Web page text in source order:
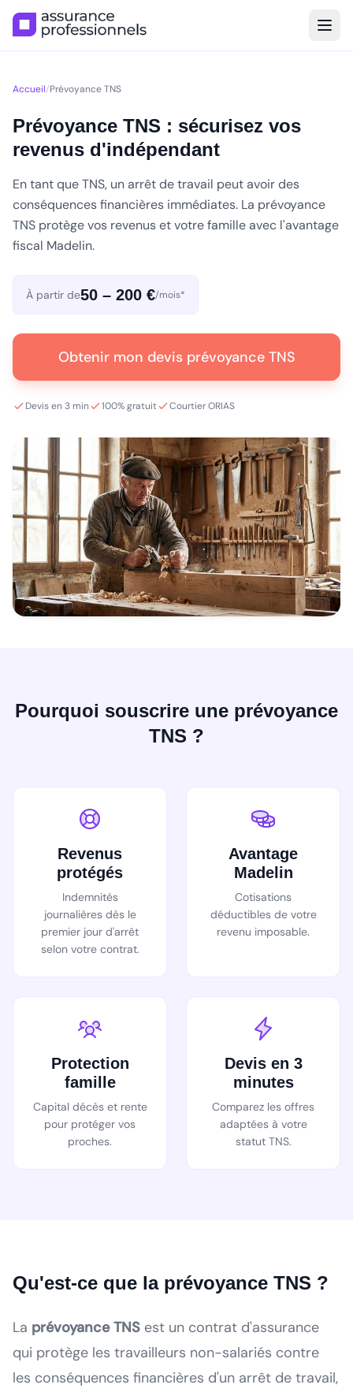
Accueil/Prévoyance TNS
Prévoyance TNS : sécurisez vos
revenus d'indépendant
En tant que TNS, un arrêt de travail peut avoir des
conséquences financières immédiates. La prévoyance
TNS protège vos revenus et votre famille avec l'avantage
fiscal Madelin.
À partir de50 – 200 €/mois*
Obtenir mon devis prévoyance TNS
Devis en 3 min 100% gratuit Courtier ORIAS
Pourquoi souscrire une prévoyance
TNS ?
Revenus
protégés
Indemnités
journalières dès le
premier jour d'arrêt
selon votre contrat.
Avantage
Madelin
Cotisations
déductibles de votre
revenu imposable.
Protection
famille
Capital décès et rente
pour protéger vos
proches.
Devis en 3
minutes
Comparez les offres
adaptées à votre
statut TNS.
Qu'est-ce que la prévoyance TNS ?
La prévoyance TNS est un contrat d'assurance
qui protège les travailleurs non-salariés contre
les conséquences financières d'un arrêt de travail,